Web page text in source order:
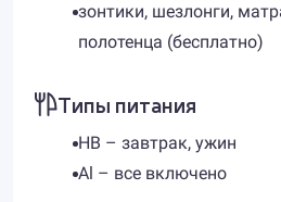
зонтики, шезлонги,
полотенца (бесплатно)
Типы питания
HB – завтрак, ужин
Al – все включено